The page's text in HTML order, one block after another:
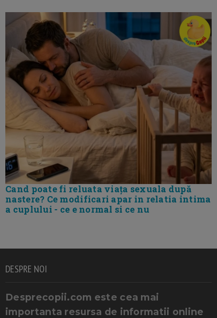
Cand poate fi reluata viața sexuala după
nastere? Ce modificari apar in relatia intima
a cuplului - ce e normal si ce nu
DESPRE NOI
Desprecopii.com este cea mai
importanta resursa de informatii online